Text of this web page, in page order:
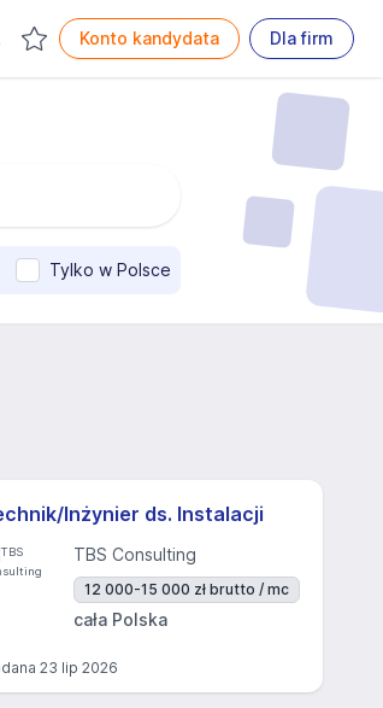
Konto kandydata Dla firm
Tylko w Polsce
Inżynier ds. Instalacji
TBS Consulting
12 000-15 000 zł brutto / mc
cała Polska
23 lip 2026